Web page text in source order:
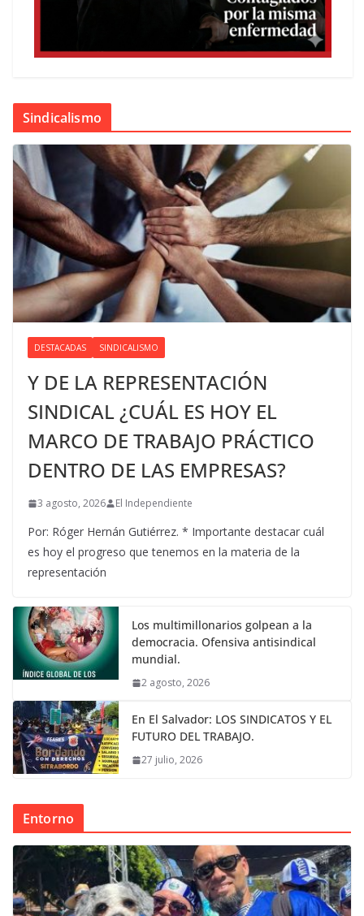
Sindicalismo
DESTACADAS SINDICALISMO
Y DE LA REPRESENTACIÓN
SINDICAL ¿CUÁL ES HOY EL
MARCO DE TRABAJO PRÁCTICO
DENTRO DE LAS EMPRESAS?
3 agosto, 2026 El Independiente
Por: Róger Hernán Gutiérrez. * Importante destacar cuál
es hoy el progreso que tenemos en la materia de la
representación
Los multimillonarios golpean a la
democracia. Ofensiva antisindical
mundial.
2 agosto, 2026
En El Salvador: LOS SINDICATOS Y EL
FUTURO DEL TRABAJO.
27 julio, 2026
Entorno